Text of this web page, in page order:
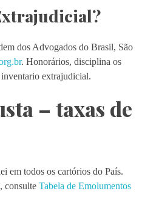
dos Advogados do Brasil, São
. Honorários, disciplina os
extrajudicial.
– taxas de
em todos os cartórios do País.
consulte Tabela de Emolumentos